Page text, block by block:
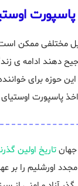
مختلفی ممکن
دهند ادامه ی
حوزه برای
اخذ پاسپورت
جهانتاریخ اولین
اورشلیم را بر